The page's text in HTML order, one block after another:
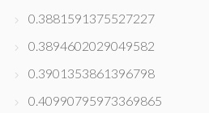
0.3881591375527227
0.3894602029049582
0.3901353861396798
0.40990795973369865